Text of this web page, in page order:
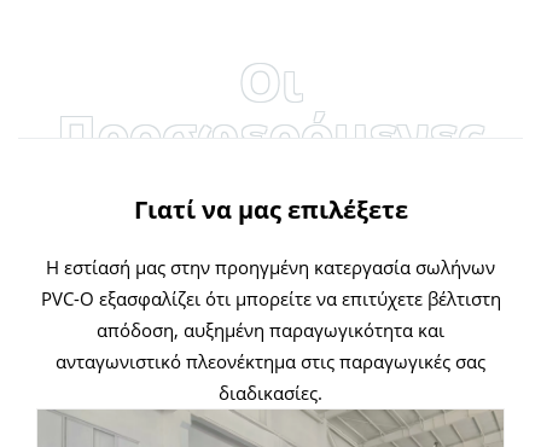
Οι
Προσφερόμενες
Ικανότητες
Γιατί να μας επιλέξετε
Η εστίασή μας στην προηγμένη κατεργασία σωλήνων
PVC-O εξασφαλίζει ότι μπορείτε να επιτύχετε βέλτιστη
απόδοση, αυξημένη παραγωγικότητα και
ανταγωνιστικό πλεονέκτημα στις παραγωγικές σας
διαδικασίες.